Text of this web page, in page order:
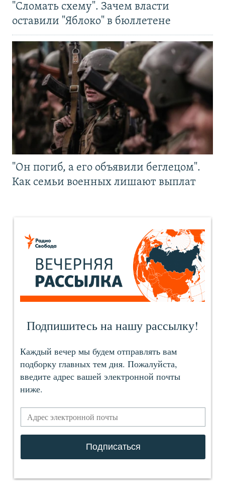
"Сломать схему". Зачем власти
оставили "Яблоко" в бюллетене
"Он погиб, а его объявили беглецом".
Как семьи военных лишают выплат